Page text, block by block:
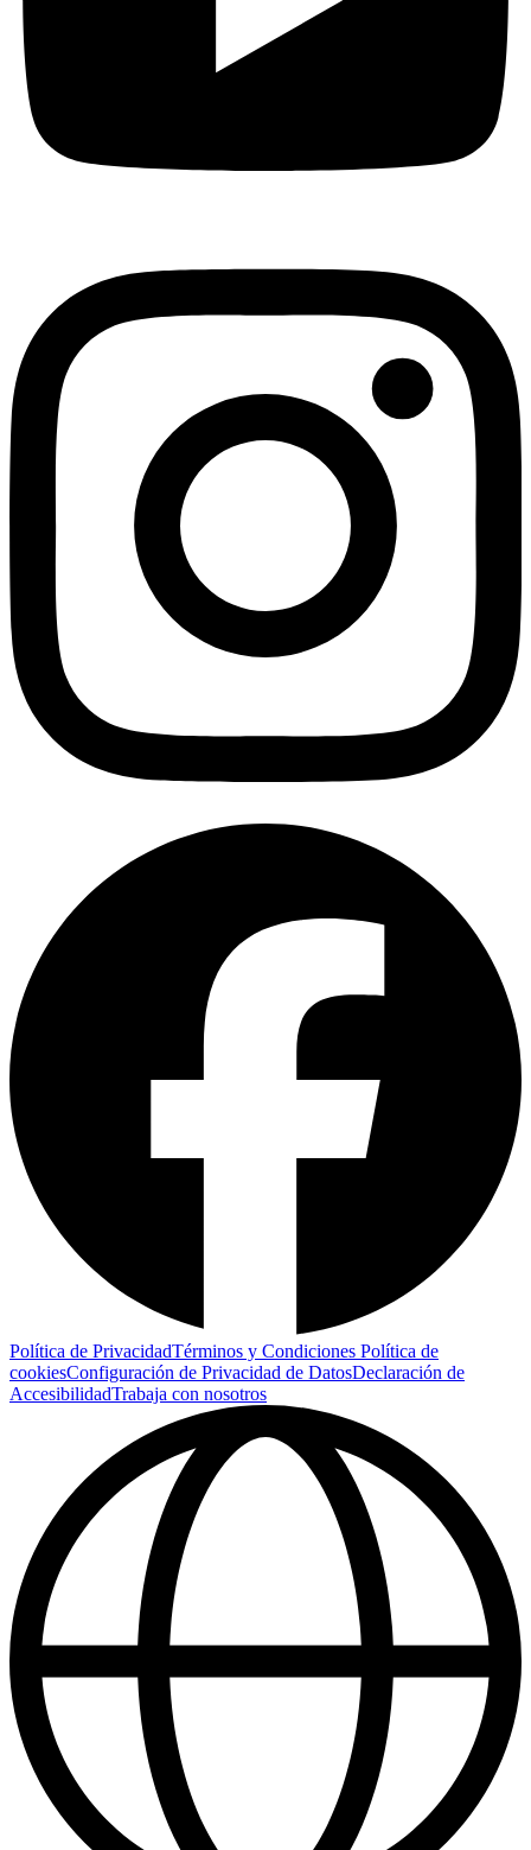
Política de PrivacidadTérminos y Condiciones Política de
cookiesConfiguración de Privacidad de DatosDeclaración de
AccesibilidadTrabaja con nosotros